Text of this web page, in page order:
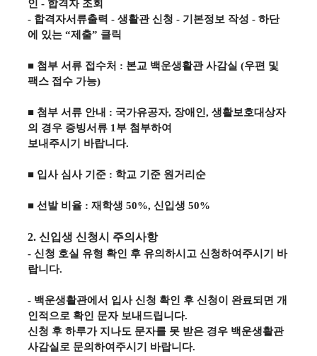
인 - 합격자 조회
- 합격자서류출력 - 생활관 신청 - 기본정보 작성 - 하단
에 있는 “제출” 클릭
■ 첨부 서류 접수처 : 본교 백운생활관 사감실 (우편 및
팩스 접수 가능)
■ 첨부 서류 안내 : 국가유공자, 장애인 , 생활보호대상자
의 경우 증빙서류 1 부 첨부하여
보내주시기 바랍니다.
■ 입사 심사 기준 : 학교 기준 원거리순
■ 선발 비율 : 재학생 50%, 신입생 50%
2. 신입생 신청시 주의사항
- 신청 호실 유형 확인 후 유의하시고 신청하여주시기 바
랍니다.
- 백운생활관에서 입사 신청 확인 후 신청이 완료되면 개
인적으로 확인 문자 보내드립니다.
신청 후 하루가 지나도 문자를 못 받은 경우 백운생활관
사감실로 문의하여주시기 바랍니다.